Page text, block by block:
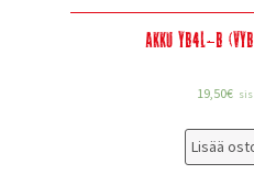
Akku YB4L-B
19,50€
Lisää